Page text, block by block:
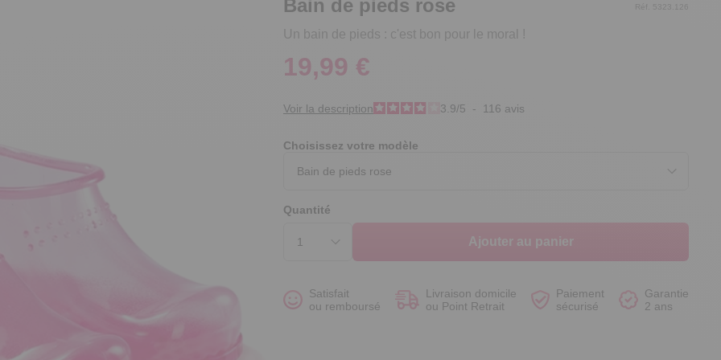
Bain de pieds rose
Un bain de pieds : c'est bon pour le moral !
Réf. 5323.126
19,99 €
Voir la description 3.9/5 - 116 avis
Choisissez votre modèle
Quantité
Ajouter au panier
Satisfait
ou remboursé
Livraison domicile
ou Point Retrait
Paiement
sécurisé
Garantie
2 ans